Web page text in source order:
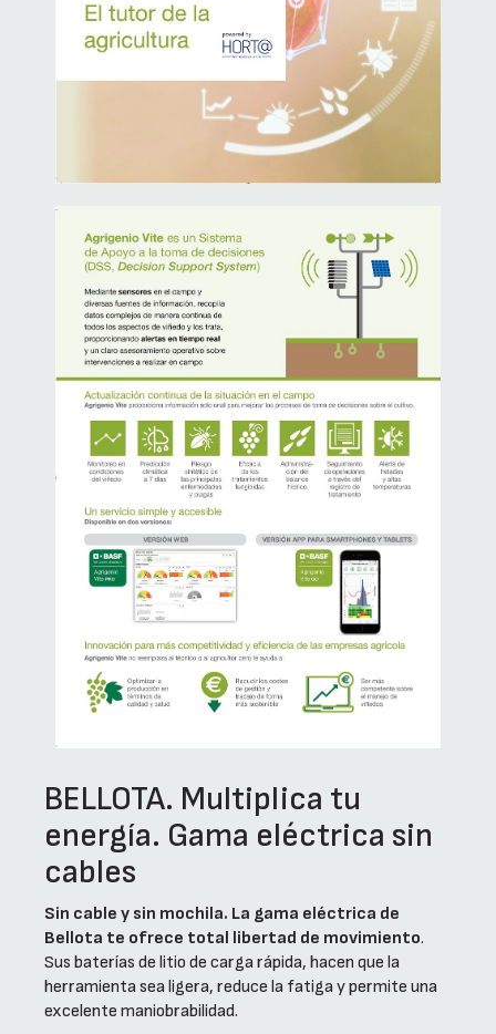
BELLOTA. Multiplica tu
energía. Gama eléctrica sin
cables
Sin cable y sin mochila. La gama eléctrica de
Bellota te ofrece total libertad de movimiento.
Sus baterías de litio de carga rápida, hacen que la
herramienta sea ligera, reduce la fatiga y permite una
excelente maniobrabilidad.